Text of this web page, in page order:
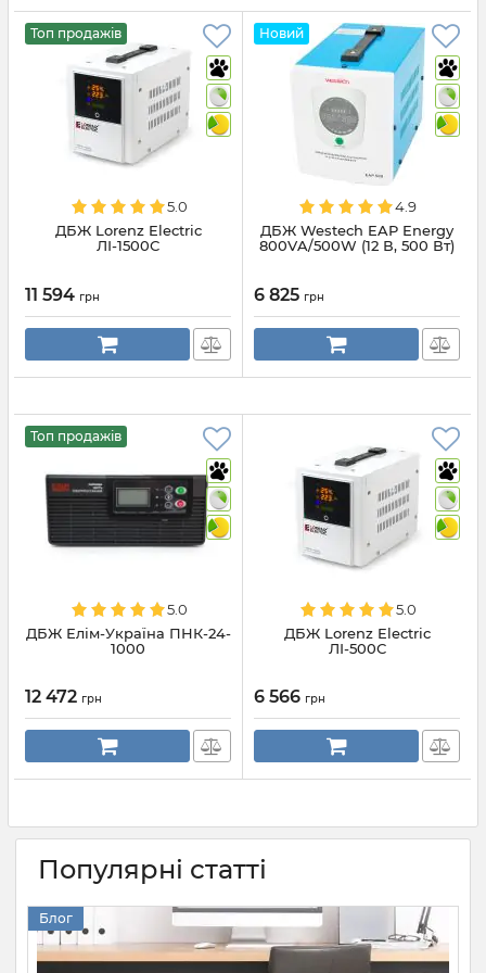
Топ продажів
5.0
ДБЖ Lorenz Electric
ЛІ-1500С
11 594 грн
Новий
4.9
ДБЖ Westech EAP Energy
800VA/500W (12 В, 500 Вт)
6 825 грн
Топ продажів
5.0
ДБЖ Елім-Україна ПНК-24-
1000
12 472 грн
5.0
ДБЖ Lorenz Electric
ЛІ-500С
6 566 грн
Популярні статті
Блог